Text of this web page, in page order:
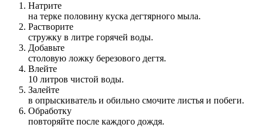
Натрите
на терке половину куска дегтярного мыла.
Растворите
стружку в литре горячей воды.
Добавьте
столовую ложку березового дегтя.
Влейте
10 литров чистой воды.
Залейте
в опрыскиватель и обильно смочите листья и побеги.
Обработку
повторяйте после каждого дождя.